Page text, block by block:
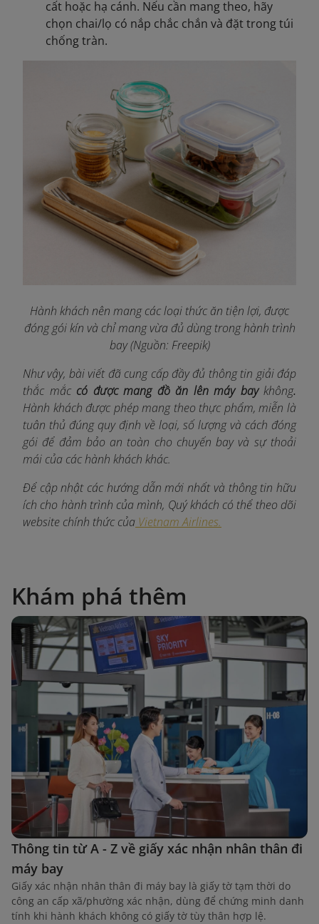
cất hoặc hạ cánh. Nếu cần mang theo, hãy
chọn chai/lọ có nắp chắc chắn và đặt trong túi
chống tràn.
Hành khách nên mang các loại thức ăn tiện lợi, được
đóng gói kín và chỉ mang vừa đủ dùng trong hành trình
bay (Nguồn: Freepik)
Như vậy, bài viết đã cung cấp đầy đủ thông tin giải đáp
thắc mắccó được mang đồ ăn lên máy bay không.
Hành khách được phép mang theo thực phẩm, miễn là
tuân thủ đúng quy định về loại, số lượng và cách đóng
gói để đảm bảo an toàn cho chuyến bay và sự thoải
mái của các hành khách khác.
Để cập nhật các hướng dẫn mới nhất và thông tin hữu
ích cho hành trình của mình, Quý khách có thể theo dõi
website chính thức của Vietnam Airlines.
Khám phá thêm
Thông tin từ A - Z về giấy xác nhận nhân thân đi
máy bay
Giấy xác nhận nhân thân đi máy bay là giấy tờ tạm thời do
công an cấp xã/phường xác nhận, dùng để chứng minh danh
tính khi hành khách không có giấy tờ tùy thân hợp lệ.